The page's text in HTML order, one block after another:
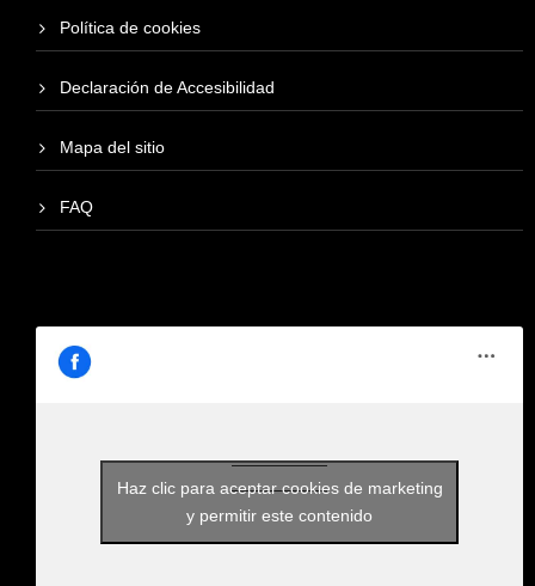
Política de cookies
Declaración de Accesibilidad
Mapa del sitio
FAQ
Haz clic para aceptar cookies de marketing
y permitir este contenido